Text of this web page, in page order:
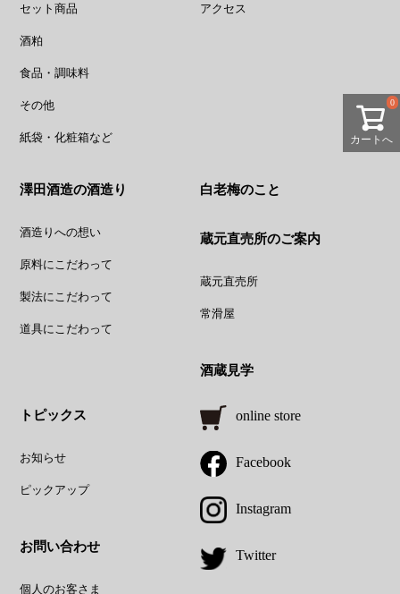
カートへ
0
セット商品
酒粕
食品・調味料
その他
紙袋・化粧箱など
アクセス
澤田酒造の酒造り
酒造りへの想い
原料にこだわって
製法にこだわって
道具にこだわって
白老梅のこと
蔵元直売所のご案内
蔵元直売所
常滑屋
酒蔵見学
トピックス
お知らせ
ピックアップ
お問い合わせ
個人のお客さま
online store
Facebook
Instagram
Twitter